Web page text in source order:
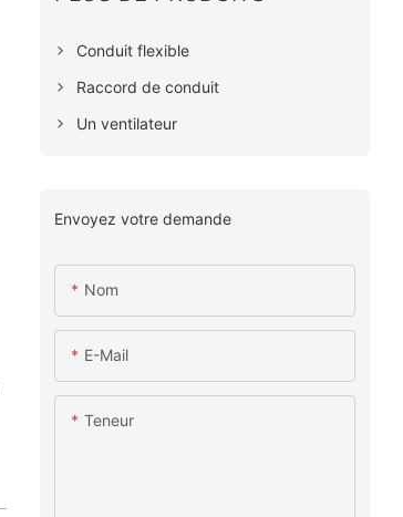
Conduit flexible
Raccord de conduit
Un ventilateur
Envoyez votre demande
Nom
E-Mail
Teneur